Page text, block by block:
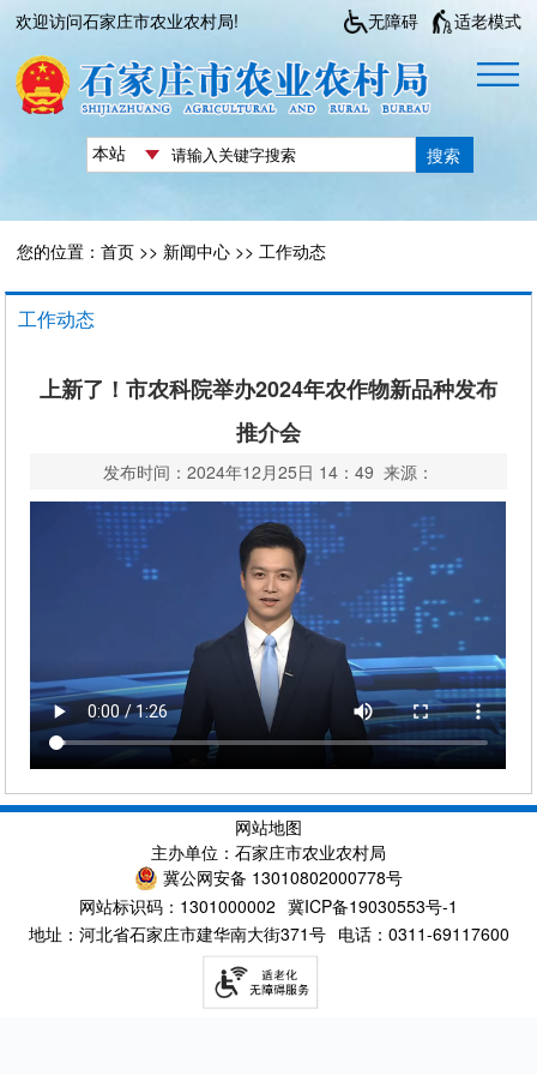
欢迎访问石家庄市农业农村局! 无障碍 适老模式
搜索
您的位置：首页 >> 新闻中心 >>工作动态
工作动态
上新了！市农科院举办2024年农作物新品种发布
推介会
发布时间：2024年12月25日 14：49 来源：
网站地图
主办单位：石家庄市农业农村局
冀公网安备 13010802000778号
网站标识码：1301000002 冀ICP备19030553号-1
地址：河北省石家庄市建华南大街371号 电话：0311-69117600